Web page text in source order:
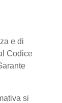
e di
Codice
si